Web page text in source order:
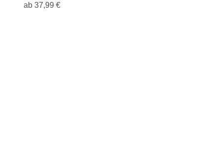
ab 37,99 €